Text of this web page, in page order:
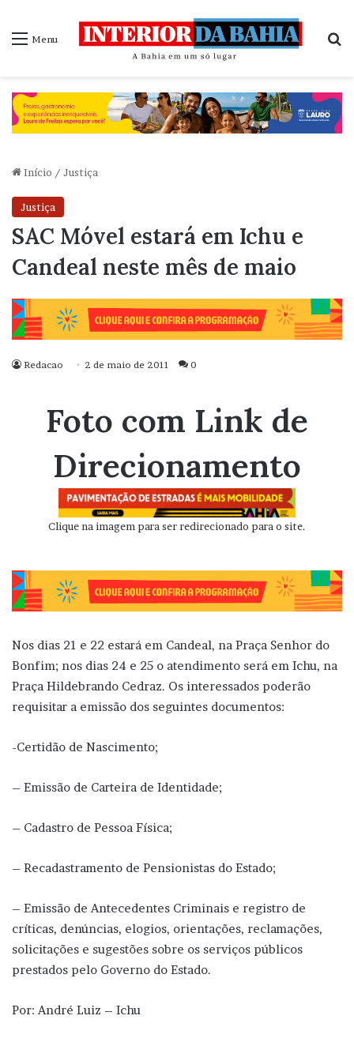
Menu
Início / Justiça
Justiça
SAC Móvel estará em Ichu e
Candeal neste mês de maio
Redacao 2 de maio de 2011 0
Foto com Link de
Direcionamento
Clique na imagem para ser redirecionado para o site.
Nos dias 21 e 22 estará em Candeal, na Praça Senhor do
Bonfim; nos dias 24 e 25 o atendimento será em Ichu, na
Praça Hildebrando Cedraz. Os interessados poderão
requisitar a emissão dos seguintes documentos:
-Certidão de Nascimento;
– Emissão de Carteira de Identidade;
– Cadastro de Pessoa Física;
– Recadastramento de Pensionistas do Estado;
– Emissão de Antecedentes Criminais e registro de
críticas, denúncias, elogios, orientações, reclamações,
solicitações e sugestões sobre os serviços públicos
prestados pelo Governo do Estado.
Por: André Luiz – Ichu